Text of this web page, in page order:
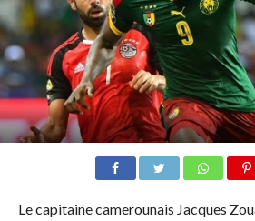
Le capitaine camerounais Jacques